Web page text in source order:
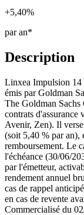
+5,40%
par an*
Description
Linxea Impulsion 14
émis par Goldman
The Goldman Sachs
contrats
Avenir, Zen). Il
(soit 5,40 % par an),
remboursement. Le
l'échéance (30/06/
par l'émetteur,
rendement annuel
cas de rappel
en cas de revente
Commercialisé du